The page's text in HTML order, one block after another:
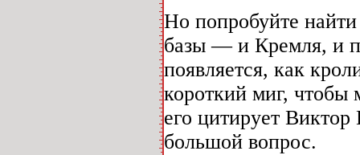
Но попробуйте
базы — и Кремля, и
появляется, как
короткий миг, чтобы
его цитирует
большой вопрос.